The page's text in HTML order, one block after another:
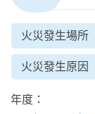
火災發生場所
火災發生原因
年度：